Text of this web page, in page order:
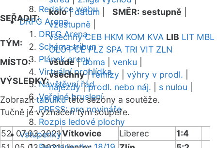
Redakce webu
DRFG Arena
DRFG Arena
Schéma tribun
Plánek areny
Virtuální prohlídka
Návštěvní řád
Veřejné bruslení
PRESS: pro novináře
Rozpis ledové plochy
Vstupenky
SEŘADIT:
kolo|datum SMĚR: sestupně
vzestupně
TÝM:
všechny CEB HKM KOM KVA LIB LIT MBL
OLO PCE PLZ SPA TRI VIT ZLN
MÍSTO:
všude|doma venku
VÝSLEDKY:
všechny|remízy výhry v prodl.
nájezdy|prodl. nebo náj. s nulou
Zobrazittabulkutéto sezóny a soutěže.
Tučně je vyznačen tým soupeře.
52 07.03.2021Vítkovice Liberec
1:4